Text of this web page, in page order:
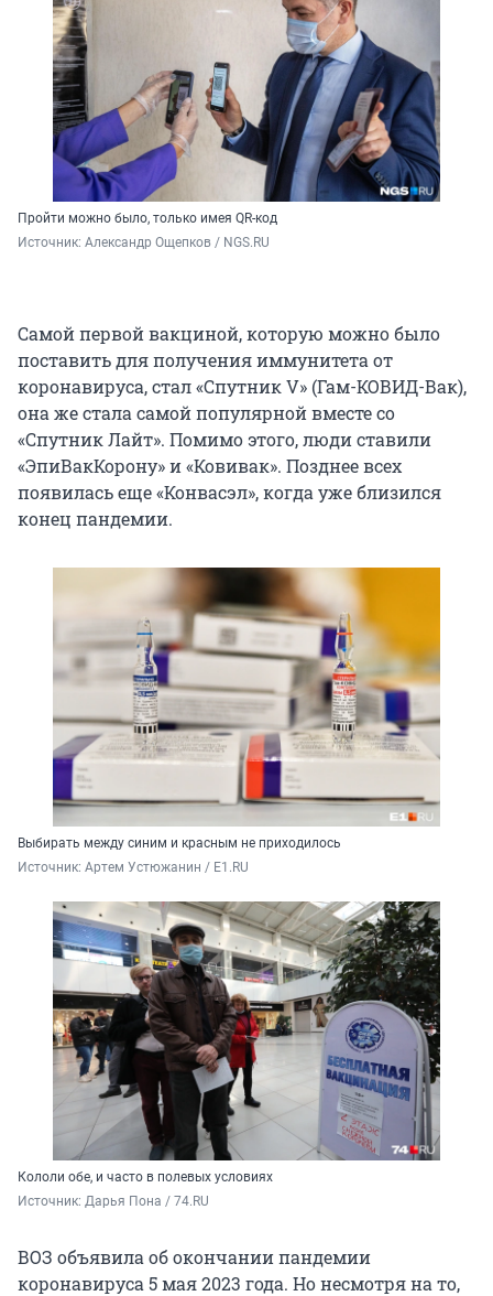
Пройти можно было, только имея QR-код
Источник: Александр Ощепков / NGS.RU
Самой первой вакциной, которую можно было
поставить для получения иммунитета от
коронавируса, стал «Спутник V» (Гам-КОВИД-Вак),
она же стала самой популярной вместе со
«Спутник Лайт». Помимо этого, люди ставили
«ЭпиВакКорону» и «Ковивак». Позднее всех
появилась еще «Конвасэл», когда уже близился
конец пандемии.
Выбирать между синим и красным не приходилось
Источник: Артем Устюжанин / E1.RU
Кололи обе, и часто в полевых условиях
Источник: Дарья Пона / 74.RU
ВОЗ объявила об окончании пандемии
коронавируса 5 мая 2023 года. Но несмотря на то,